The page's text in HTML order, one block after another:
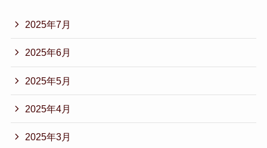
2025年7月
2025年6月
2025年5月
2025年4月
2025年3月